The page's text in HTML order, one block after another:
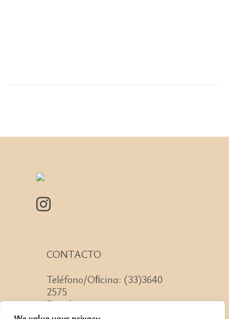
CONTACTO
Teléfono/Oﬁcina: (33)3640
2575
Email: contacto@cnit.mx